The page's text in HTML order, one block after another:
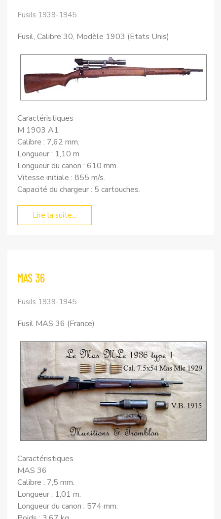
Fusils 1939-1945
Fusil, Calibre 30, Modèle 1903 (Etats Unis)
Caractéristiques
M 1903 A1
Calibre : 7,62 mm.
Longueur : 1,10 m.
Longueur du canon : 610 mm.
Vitesse initiale : 855 m/s.
Capacité du chargeur : 5 cartouches.
Lire la suite...
MAS 36
Fusils 1939-1945
Fusil MAS 36 (France)
Caractéristiques
MAS 36
Calibre : 7,5 mm.
Longueur : 1,01 m.
Longueur du canon : 574 mm.